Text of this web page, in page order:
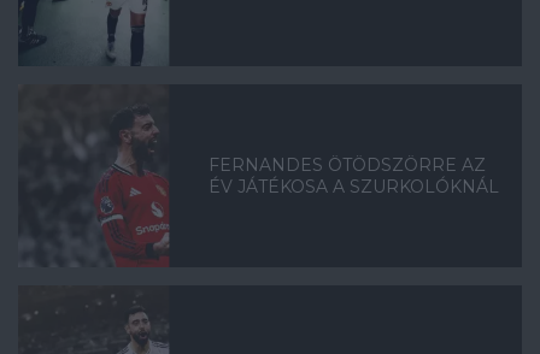
FERNANDES ÖTÖDSZÖRRE AZ
ÉV JÁTÉKOSA A SZURKOLÓKNÁL